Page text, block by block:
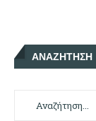
ΑΝΑΖΉΤΗΣΗ